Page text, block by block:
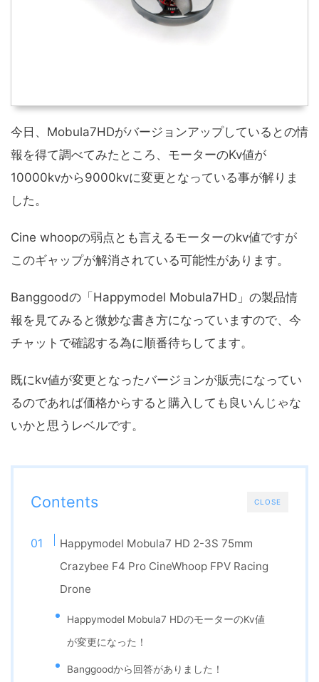
今日、Mobula7HDがバージョンアップしているとの情
報を得て調べてみたところ、モーターのKv値が
10000kvから9000kvに変更となっている事が解りま
した。
Cine whoopの弱点とも言えるモーターのkv値ですが
このギャップが解消されている可能性があります。
Banggoodの「Happymodel Mobula7HD」の製品情
報を見てみると微妙な書き方になっていますので、今
チャットで確認する為に順番待ちしてます。
既にkv値が変更となったバージョンが販売になってい
るのであれば価格からすると購入しても良いんじゃな
いかと思うレベルです。
CLOSE
Contents
Happymodel Mobula7 HD 2-3S 75mm
Crazybee F4 Pro CineWhoop FPV Racing
Drone
Happymodel Mobula7 HDのモーターのKv値
が変更になった！
Banggoodから回答がありました！